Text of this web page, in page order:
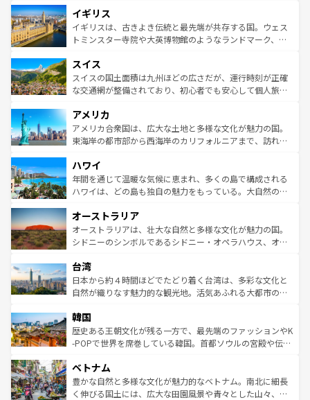
いる。シャンパンの発祥地であるランス、プロヴァンスの
香り高いラベンダー畑など、多彩な楽しみ方が可能だ。さ
らに、パリ以外の地域にも魅力が溢れており、どの街角に
れる地方に足を運ぶとそれぞれで全く異なる文化を体験で
きるだろう。 なお、新着のフランス情報はコンテンツ一覧
を参照してほしい。
顔を持つこの国は、どこを歩いても飽きることがない。ベ
ルリンの文化的活気、バイエルン州のアルプスの絶景、そ
してライン川沿いのワイン畑といった風景は必見。ビール
は、お酒好きな人にはぜひ体験してほしい。 なお、新着の
ドイツ情報はコンテンツ一覧を参照してほしい。
イギリス
イギリスは、古きよき伝統と最先端が共存する国。ウェス
トミンスター寺院や大英博物館のようなランドマーク、歴
リアごとに異なる魅力がある。また、優雅なアフタヌーン
ティー、ビール好きにはたまらない英国パブ、サッカー観
戦など、本場だからこそできる体験も豊富。イギリスを旅
ンツ一覧を参照してほしい。
スイス
スイスの国土面積は九州ほどの広さだが、運行時刻が正確
な交通網が整備されており、初心者でも安心して個人旅行
の建物がそのまま残る町や、スイスならではのユニークな
博物館もあり、アルプス観光だけでなく町歩きも満喫する
ことができる。国民の所得が高いため物価も高いが、旅行
ば市内交通費無料で観光を楽しむこともできる。 なお、新
着のスイス情報はコンテンツ一覧 を参照してほしい。
アメリカ
アメリカ合衆国は、広大な土地と多様な文化が魅力の国。
東海岸の都市部から西海岸のカリフォルニアまで、訪れる
のような巨大都市は、観光、ショッピング、エンターテイ
ンメントが詰まった刺激的なスポットだ。一方、アメリカ
西部には大自然が広がり、グランドキャニオンやイエロー
部のニューオーリンズでは、音楽と美食が融合した独特の
文化が魅力。旅行者はアメリカの各地域で異なる魅力を楽
しみながら、その多様性と豊かな歴史を感じることができ
ならではの贅沢な旅のスタイルだ。 なお、新着のアメリカ
情報はコンテンツ一覧を参照してほしい。
ハワイ
年間を通じて温暖な気候に恵まれ、多くの島で構成される
ハワイは、どの島も独自の魅力をもっている。大自然の神
ワイ島は見逃せない。また、定番の観光地といえばオアフ
島だが、静かな自然を求めるならマウイ島やカウアイ島が
おすすめ。エメラルドグリーンに輝く海をはじめ、豊かな
れるおもてなしの心で訪れる人々を迎えてくれるハワイの
人々、おいしいローカルフードやハワイアンミュージッ
ク、伝統的なフラダンスなど、すべてがハワイの魅力を彩
ワイを、存分に味わってほしい。 なお、新着のハワイ情報
はコンテンツ一覧を参照してほしい。
オーストラリア
オーストラリアは、壮大な自然と多様な文化が魅力の国。
シドニーのシンボルであるシドニー・オペラハウス、オー
リアリーフや大陸中央部にそびえるウルル（エアーズロッ
ク）、タスマニアの美しい原生林やケアンズの熱帯雨林な
ど、見どころがたくさん。また、カフェやワイン、オージ
いる。アクティビティも充実しており、サーフィンやダイ
ビング、ハイキングなど、アウトドア好きにはたまらな
い。オーストラリアの多彩な魅力を存分に味わいつくそ
参照してほしい。
台湾
日本から約４時間ほどでたどり着く台湾は、多彩な文化と
自然が織りなす魅力的な観光地。活気あふれる大都市の台
ン）、静ひつな山岳地帯である台湾東部など、都市の喧騒
と山間の静けさが共存しており、訪れる人に新しい発見と
驚きをもたらしてくれる。また、奥深い台湾の食文化も魅
容にもいいと評判のスイーツなど、バラエティ豊かな料理
が味わえる。 なお、新着の台湾情報は コンテンツ一覧を参
照してほしい。
韓国
歴史ある王朝文化が残る一方で、最先端のファッションやK
-POPで世界を席巻している韓国。首都ソウルの宮殿や伝統
き、地方に足を延ばせば四季折々の自然美を楽しむことが
できる。そして、キムチや焼肉、絶品のストリートフード
まで、さまざまな韓国料理が待っている。夜には、韓国な
ベトナム
豊かな自然と多様な文化が魅力的なベトナム。南北に細長
く伸びる国土には、広大な田園風景や青々とした山々、世